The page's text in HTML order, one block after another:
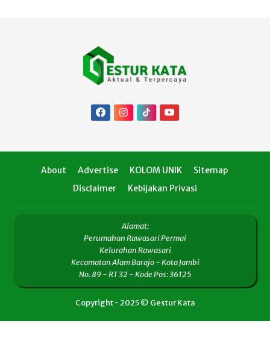
About Advertise KOLOM UNIK
Sitemap
Disclaimer
Kebijakan Privasi
Alamat:
Perumahan Rawasari Permai
Kelurahan Rawasari
Kecamatan Alam Barajo - Kota Jambi
No. 89 - RT 32 - Kode Pos: 36125
Copyright - 2025 © Gestur Kata